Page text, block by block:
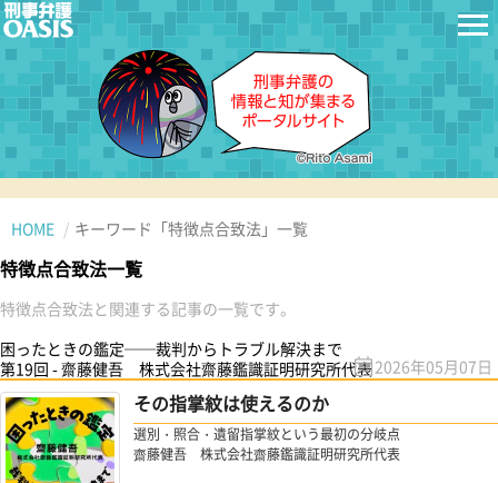
HOME キーワード「特徴点合致法」一覧
特徴点合致法一覧
特徴点合致法と関連する記事の一覧です。
困ったときの鑑定──裁判からトラブル解決まで
第19回 - 齋藤健吾 株式会社齋藤鑑識証明研究所代表 2026年05月07日
その指掌紋は使えるのか
選別・照合・遺留指掌紋という最初の分岐点
齋藤健吾 株式会社齋藤鑑識証明研究所代表